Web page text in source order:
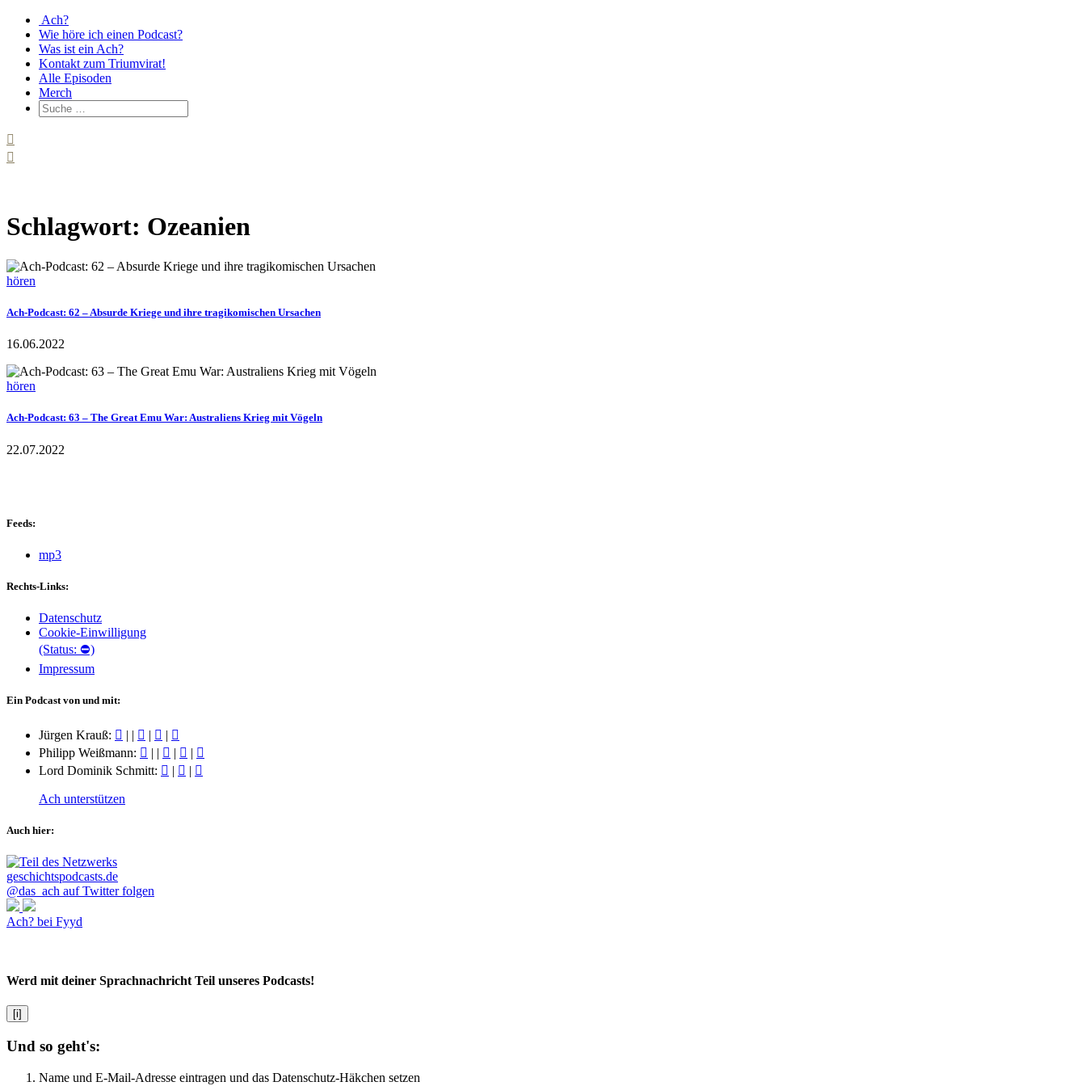
Ach?
Wie höre ich einen Podcast?
Was ist ein Ach?
Kontakt zum Triumvirat!
Alle Episoden
Merch
Schlagwort: Ozeanien
hören
Ach-Podcast: 62 – Absurde Kriege und ihre tragikomischen Ursachen
16.06.2022
hören
Ach-Podcast: 63 – The Great Emu War: Australiens Krieg mit Vögeln
22.07.2022
Feeds:
mp3
Rechts-Links:
Datenschutz
Cookie-Einwilligung
(Status: ⛔)
Impressum
Ein Podcast von und mit:
Jürgen Krauß: | | |
|
Philipp Weißmann:
| | |
|
Lord Dominik Schmitt:
| |
Ach unterstützen
Auch hier:
@das_ach auf Twitter folgen
Ach? bei Fyyd
Werd mit deiner Sprachnachricht Teil unseres Podcasts!
[i]
Und so geht's:
Name und E-Mail-Adresse eintragen und das Datenschutz-Häkchen setzen